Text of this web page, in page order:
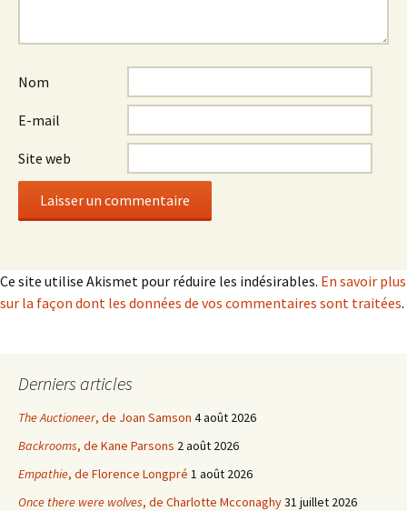
Nom
E-mail
Site web
Ce site utilise Akismet pour réduire les indésirables. En savoir plus
sur la façon dont les données de vos commentaires sont traitées.
Derniers articles
The Auctioneer, de Joan Samson 4 août 2026
Backrooms, de Kane Parsons 2 août 2026
Empathie, de Florence Longpré 1 août 2026
Once there were wolves, de Charlotte Mcconaghy31 juillet 2026